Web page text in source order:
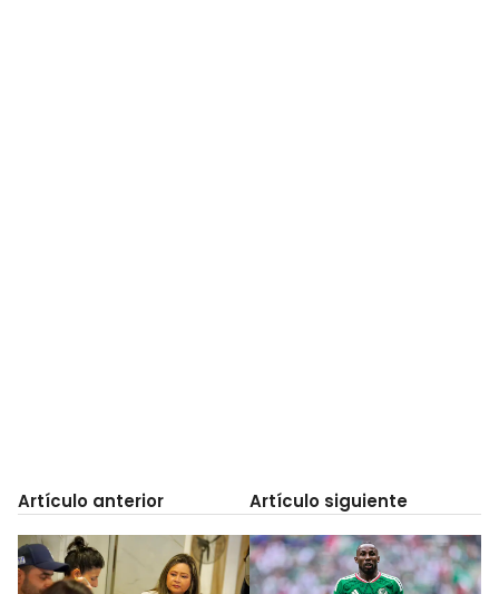
Artículo anterior Artículo siguiente